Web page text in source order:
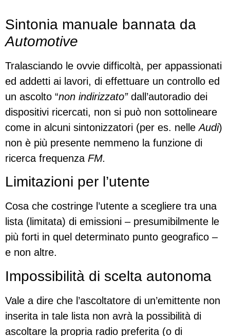
Sintonia manuale bannata da
Automotive
Tralasciando le ovvie difficoltà, per appassionati
ed addetti ai lavori, di effettuare un controllo ed
un ascolto “non indirizzato”dall’autoradio dei
dispositivi ricercati, non si può non sottolineare
come in alcuni sintonizzatori (per es. nelleAudi)
non è più presente nemmeno la funzione di
ricerca frequenza FM.
Limitazioni per l’utente
Cosa che costringe l’utente a scegliere tra una
lista (limitata) di emissioni – presumibilmente le
più forti in quel determinato punto geografico –
e non altre.
Impossibilità di scelta autonoma
Vale a dire che l’ascoltatore di un’emittente non
inserita in tale lista non avrà la possibilità di
ascoltare la propria radio preferita (o di